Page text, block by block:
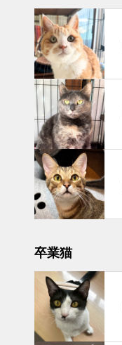
卒業猫